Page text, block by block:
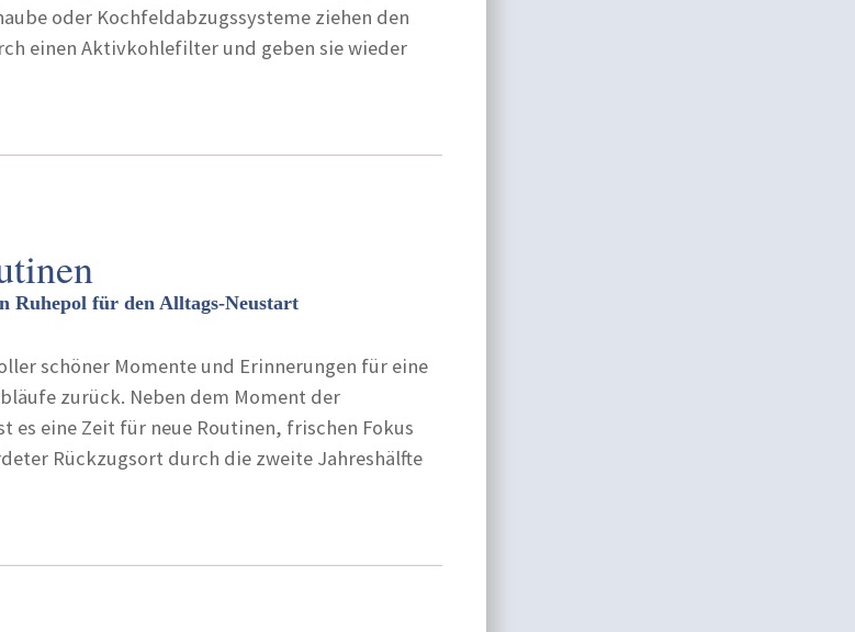
oder Kochfeldabzugssysteme ziehen den
einen Aktivkohlefilter und geben sie wieder
Ruhepol für den Alltags-Neustart
schöner Momente und Erinnerungen für eine
zurück. Neben dem Moment der
es eine Zeit für neue Routinen, frischen Fokus
Rückzugsort durch die zweite Jahreshälfte